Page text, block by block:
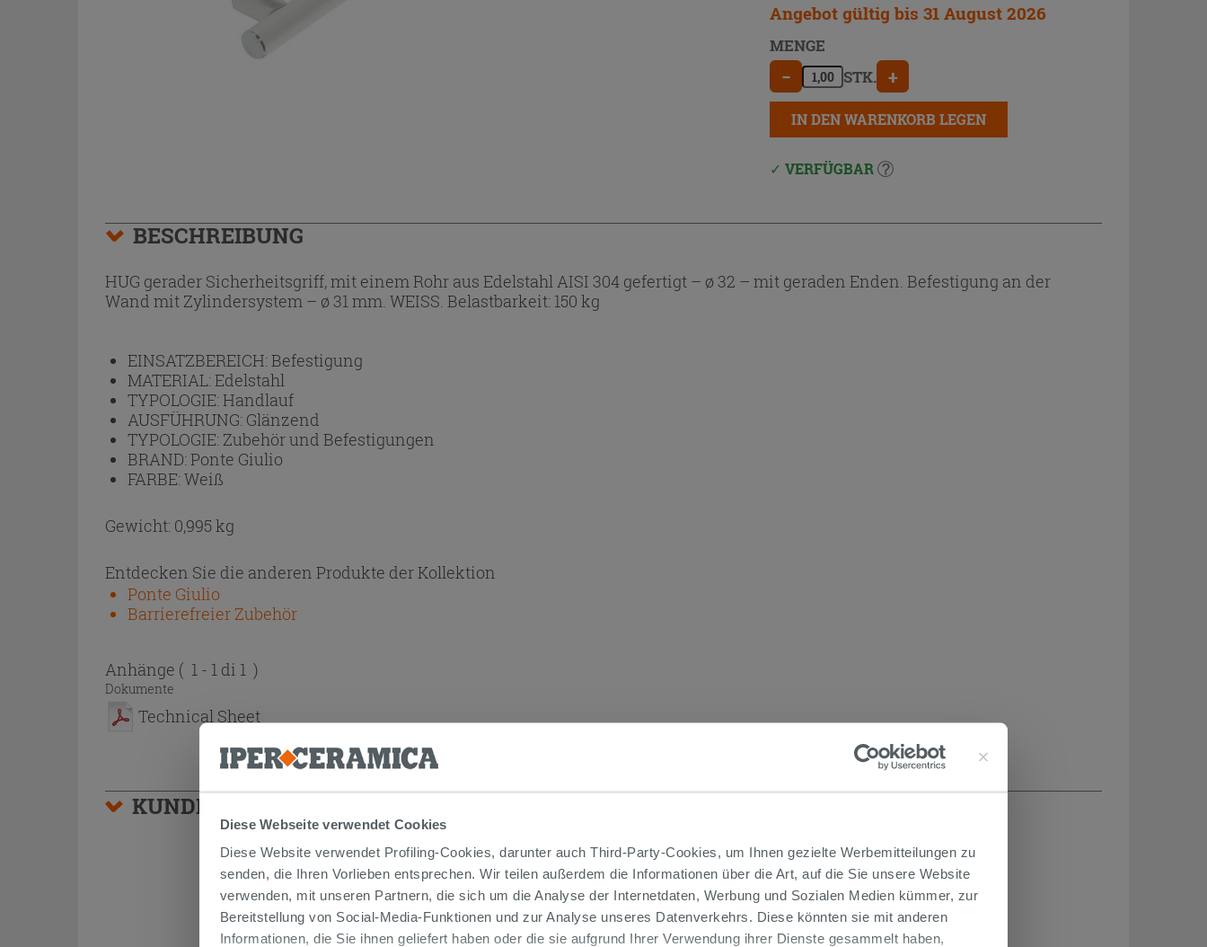
Diese Webseite verwendet Cookies
Diese Website verwendet Profiling-Cookies, darunter auch Third-Party-Cookies, um Ihnen gezielte Werbemitteilungen zu
senden, die Ihren Vorlieben entsprechen. Wir teilen außerdem die Informationen über die Art, auf die Sie unsere Website
verwenden, mit unseren Partnern, die sich um die Analyse der Internetdaten, Werbung und Sozialen Medien kümmer, zur
Bereitstellung von Social-Media-Funktionen und zur Analyse unseres Datenverkehrs. Diese könnten sie mit anderen
Informationen, die Sie ihnen geliefert haben oder die sie aufgrund Ihrer Verwendung ihrer Dienste gesammelt haben,
Angebot gültig bis 31 August 2026
MENGE
− STK. +
IN DEN WARENKORB LEGEN
VERFÜGBAR
BESCHREIBUNG
HUG gerader Sicherheitsgriff, mit einem Rohr aus Edelstahl AISI 304 gefertigt – ø 32 – mit geraden Enden. Befestigung an der
Wand mit Zylindersystem – ø 31 mm. WEISS. Belastbarkeit: 150 kg
EINSATZBEREICH:Befestigung
MATERIAL:Edelstahl
TYPOLOGIE:Handlauf
AUSFÜHRUNG: Glänzend
TYPOLOGIE: Zubehör und Befestigungen
BRAND:Ponte Giulio
FARBE:Weiß
Gewicht: 0,995 kg
Entdecken Sie die anderen Produkte der Kollektion
Ponte Giulio
Barrierefreier Zubehör
Anhänge ( 1 - 1 di 1 )
Dokumente
Technical Sheet
KUNDEN, DIE DIESEN ARTIKEL GEKAUFT HABEN, KAUFTEN AUCH...
PROMO